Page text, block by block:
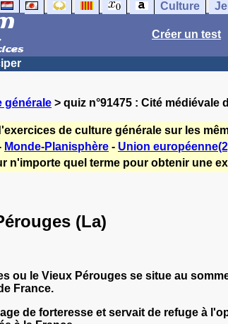
Culture
Créer un test
générale > quiz n°91475 : Cité médiévale
de culture générale sur les
Monde-Planisphère - Union
n'importe quel terme pour obtenir une
(La)
ou le Vieux Pérouges se situe au
France.
de forteresse et servait de refuge à